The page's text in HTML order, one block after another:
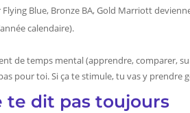
Blue, Bronze BA, Gold Marriott
calendaire).
de temps mental (apprendre, comparer,
pour toi. Si ça te stimule, tu vas y prendre
te dit pas toujours